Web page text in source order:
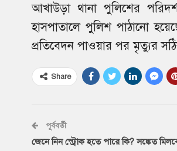
আখাউড়া থানা পুলিশের
হাসপাতালে পুলিশ পাঠানো
প্রতিবেদন পাওয়ার পর মৃত্যুর
Share
পূর্ববর্তী
জেনে নিন স্ট্রোক হতে পারে কি? সঙ্কেত